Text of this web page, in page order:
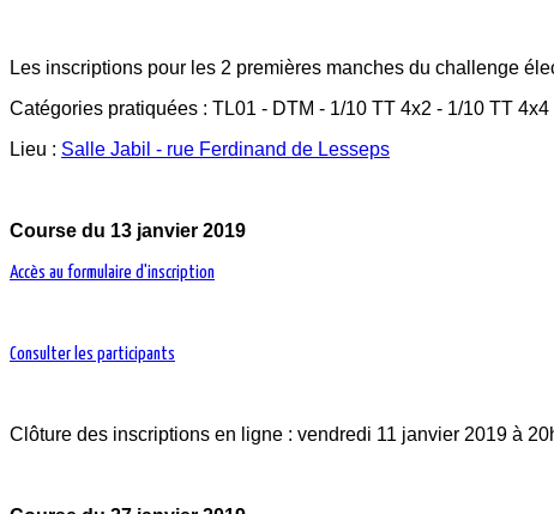
Les inscriptions pour les 2 premières manches du challenge
Catégories pratiquées : TL01 - DTM - 1/10 TT 4x2 - 1/10 TT 4x4
Lieu : Salle Jabil - rue Ferdinand de Lesseps
Course du 13 janvier 2019
Accès au formulaire d'inscription
Consulter les participants
Clôture des inscriptions en ligne : vendredi 11 janvier 2019 à